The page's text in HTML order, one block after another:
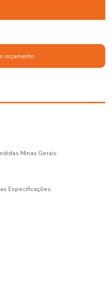
orçamento
Minas Gerais
Especificações